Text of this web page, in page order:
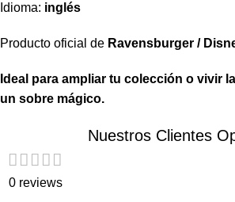
Idioma: inglés
Producto oficial de Ravensburger /
Ideal para ampliar tu colección o vivir
un sobre mágico.
Nuestros Clientes
0 reviews